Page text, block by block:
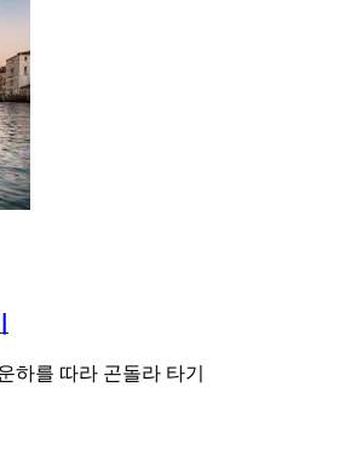
하를 따라 곤돌라 타기